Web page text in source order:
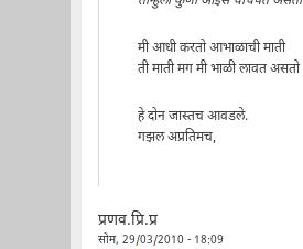
मी आधी करतो आभाळाची माती
ती माती मग मी भाळी लावत असतो
हे दोन जास्तच आवडले.
गझल अप्रतिमच,
प्रणव.प्रि.प्र
सोम, 29/03/2010 - 18:09